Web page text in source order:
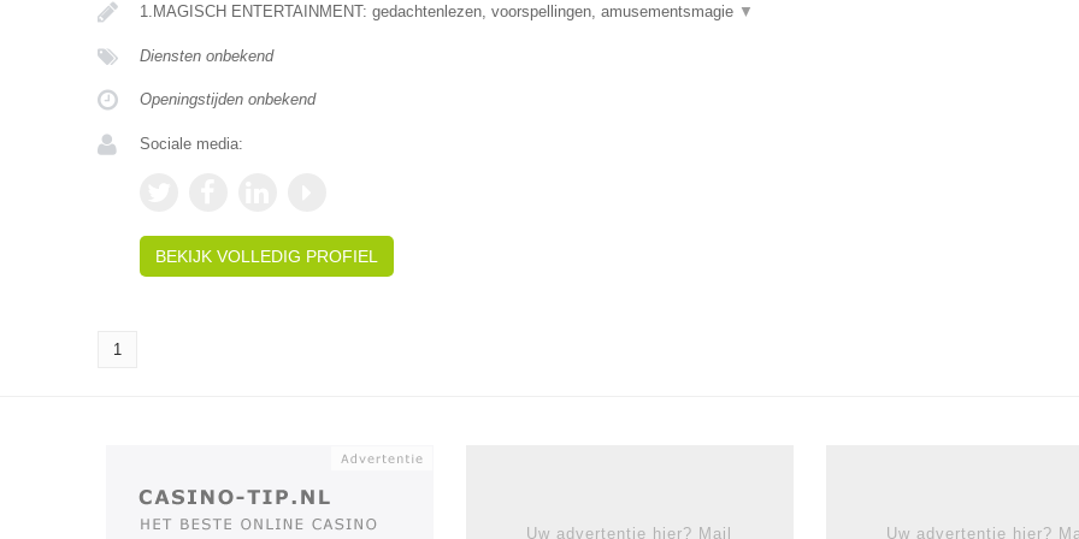
1.MAGISCH ENTERTAINMENT: gedachtenlezen, voorspellingen, amusementsmagie ▼
Diensten onbekend
Openingstijden onbekend
Sociale media:
BEKIJK VOLLEDIG PROFIEL
1
Uw advertentie hier? Mail Uw advertentie hier?